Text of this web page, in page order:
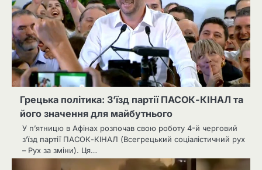
Грецька політика: З’їзд партії ПАСОК-КІНАЛ та
його значення для майбутнього
У п’ятницю в Афінах розпочав свою роботу 4-й черговий
з’їзд партії ПАСОК-КІНАЛ (Всегрецький соціалістичний рух
– Рух за зміни). Ця…